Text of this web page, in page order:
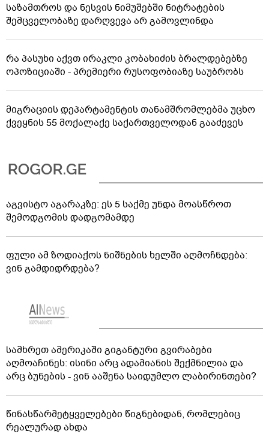
საზამთროს და ნესვის ნიმუშებში ნიტრატების
შემცველობაზე დარღვევა არ გამოვლინდა
რა პასუხი აქვთ ირაკლი კობახიძის ბრალდებებზე
ოპოზიციაში - პრემიერი რუსოფობიაზე საუბრობს
მიგრაციის დეპარტამენტის თანამშრომლებმა უცხო
ქვეყნის 55 მოქალაქე საქართველოდან გააძევეს
აგვისტო აგარაკზე: ეს 5 საქმე უნდა მოასწროთ
შემოდგომის დადგომამდე
ფული ამ ზოდიაქოს ნიშნების ხელში აღმოჩნდება:
ვინ გამდიდრდება?
სამხრეთ ამერიკაში გიგანტური გვირაბები
აღმოაჩინეს: ისინი არც ადამიანის შექმნილია და
არც ბუნების - ვინ ააშენა საიდუმლო ლაბირინთები?
წინასწარმეტყველებები წიგნებიდან, რომლებიც
რეალურად ახდა